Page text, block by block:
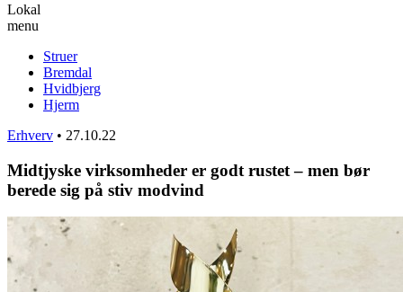
Lokal
menu
Struer
Bremdal
Hvidbjerg
Hjerm
Erhverv • 27.10.22
Midtjyske virksomheder er godt rustet – men bør
berede sig på stiv modvind